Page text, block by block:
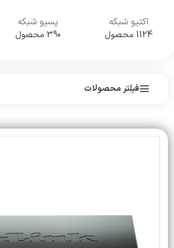
اکتیو شبکه
1124 محصول
پسیو شبکه
390 محصول
فیلتر محصولات